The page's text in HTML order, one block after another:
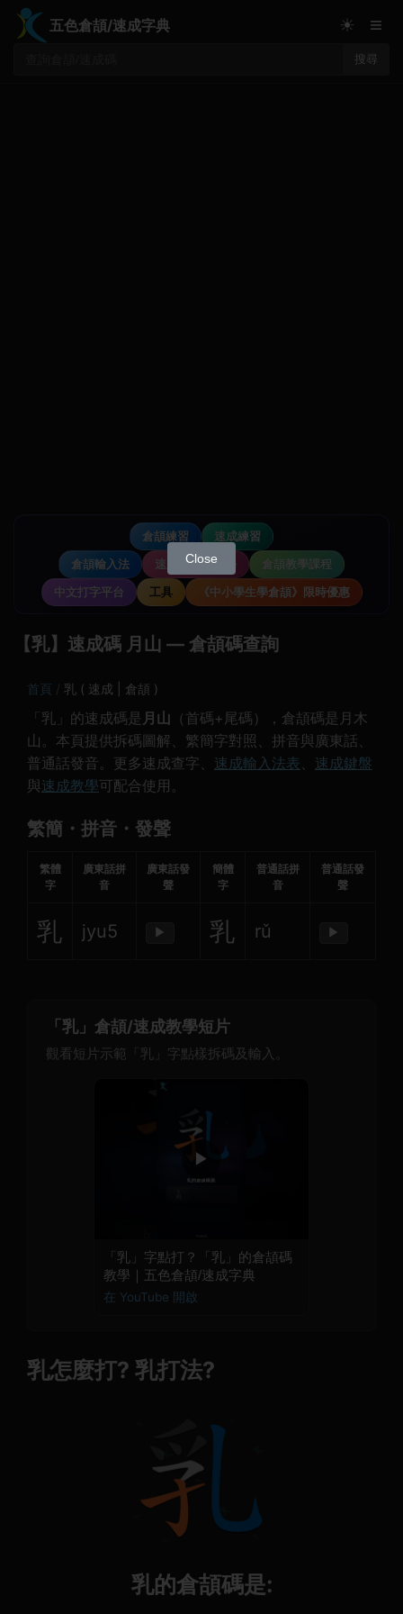
五色倉頡/速成字典
搜尋
☀ ≡
倉頡練習
速成練習
倉頡輸入法
速成輸入法教學
倉頡教學課程
中文打字平台
工具 《中小學生學倉頡》限時優惠
【乳】速成碼 月山 — 倉頡碼查詢
首頁 乳 ( 速成 | 倉頡 )
「乳」的速成碼是 月山 （首碼+尾碼），倉頡碼是月木
山。本頁提供拆碼圖解、繁簡字對照、拼音與廣東話、
普通話發音。更多速成查字、 速成輸入法表、 速成鍵盤
與速成教學可配合使用。
繁簡・拼音・發聲
繁體
字
廣東話拼
音
廣東話發
聲
簡體
字
普通話拼
音
普通話發
聲
乳 jyu5 ▶ 乳 rǔ ▶
「乳」倉頡/速成教學短片
觀看短片示範「乳」字點樣拆碼及輸入。
▶
「乳」字點打？「乳」的倉頡碼
教學｜五色倉頡/速成字典
在 YouTube 開啟
乳怎麼打? 乳打法?
乳的倉頡碼是:
Close